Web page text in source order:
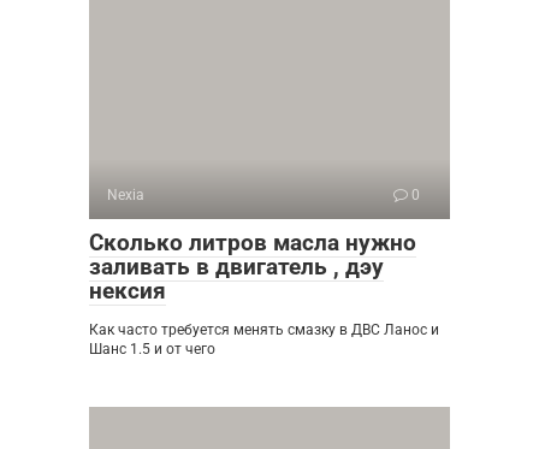
Nexia 0
Сколько литров масла нужно
заливать в двигатель , дэу
нексия
Как часто требуется менять смазку в ДВС Ланос и
Шанс 1.5 и от чего